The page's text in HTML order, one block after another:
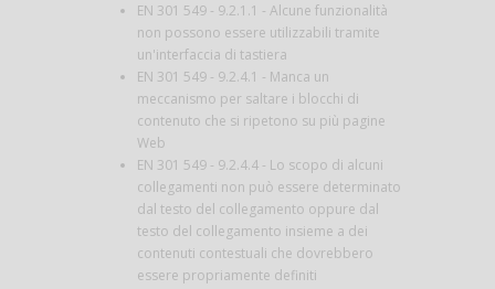
EN 301 549 - 9.2.1.1 - Alcune funzionalità
non possono essere utilizzabili tramite
un'interfaccia di tastiera
EN 301 549 - 9.2.4.1 - Manca un
meccanismo per saltare i blocchi di
contenuto che si ripetono su più pagine
Web
EN 301 549 - 9.2.4.4 - Lo scopo di alcuni
collegamenti non può essere determinato
dal testo del collegamento oppure dal
testo del collegamento insieme a dei
contenuti contestuali che dovrebbero
essere propriamente definiti